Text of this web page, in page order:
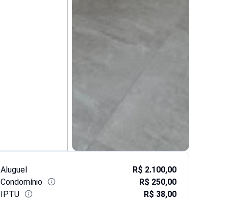
Aluguel
R$ 2.100,00
Condomínio
R$ 250,00
IPTU
R$ 38,00